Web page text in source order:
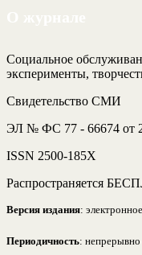
Социальное
эксперименты,
Свидетельство СМИ
ЭЛ № ФС 77 - 66674
ISSN 2500-185Х
Распространяется
Версия издания:
Периодичность: